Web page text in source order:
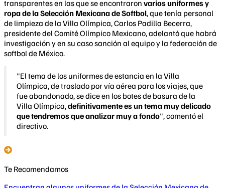
transparentes en las que se encontraron varios uniformes y
ropa de la Selección Mexicana de Softbol, que tenía personal
de limpieza de la Villa Olímpica, Carlos Padilla Becerra,
presidente del Comité Olímpico Mexicano, adelantó que habrá
investigación y en su caso sanción al equipo y la federación de
softbol de México.
"El tema de los uniformes de estancia en la Villa
Olímpica, de traslado por vía aérea para los viajes, que
fue abandonado, se dice en los botes de basura de la
Villa Olímpica,definitivamente es un tema muy delicado
que tendremos que analizar muy a fondo", comentó el
directivo.
Te Recomendamos